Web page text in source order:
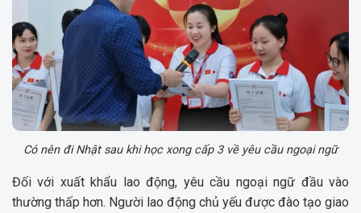
Có nên đi Nhật sau khi học xong cấp 3 về yêu cầu ngoại ngữ
Đối với xuất khẩu lao động, yêu cầu ngoại ngữ đầu vào
thường thấp hơn. Người lao động chủ yếu được đào tạo giao